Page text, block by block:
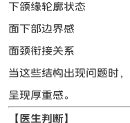
下颌缘轮廓状态
面下部边界感
面颈衔接关系
当这些结构出现问题时
呈现厚重感。
【医生判断】